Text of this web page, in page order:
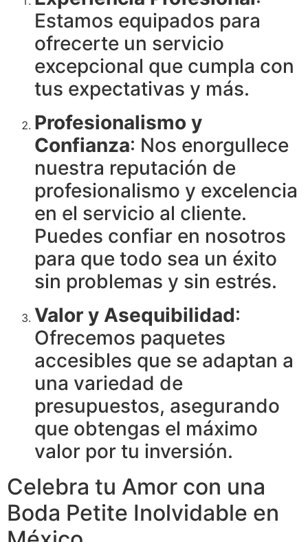
Estamos equipados para
ofrecerte un servicio
excepcional que cumpla con
tus expectativas y más.
Profesionalismo y
Confianza: Nos enorgullece
nuestra reputación de
profesionalismo y excelencia
en el servicio al cliente.
Puedes confiar en nosotros
para que todo sea un éxito
sin problemas y sin estrés.
Valor y Asequibilidad:
Ofrecemos paquetes
accesibles que se adaptan a
una variedad de
presupuestos, asegurando
que obtengas el máximo
valor por tu inversión.
Celebra tu Amor con una
Boda Petite Inolvidable en